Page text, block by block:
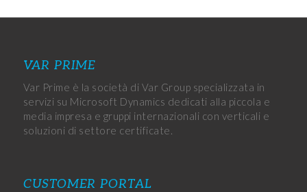
VAR PRIME
Var Prime è la società di Var Group specializzata in
servizi su Microsoft Dynamics dedicati alla piccola e
media impresa e gruppi internazionali con verticali e
soluzioni di settore certificate.
CUSTOMER PORTAL